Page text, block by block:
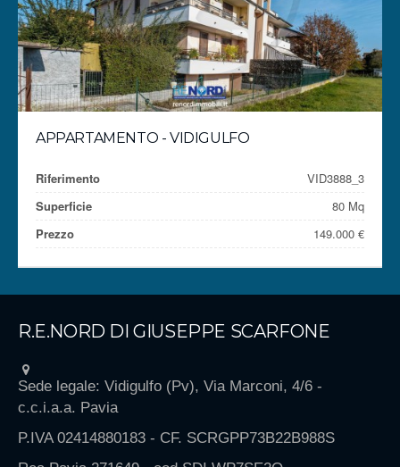
APPARTAMENTO - VIDIGULFO
Riferimento
VID3888_3
Superficie
80 Mq
Prezzo
149.000 €
R.E.NORD DI GIUSEPPE SCARFONE
Sede legale: Vidigulfo (Pv), Via Marconi, 4/6 -
c.c.i.a.a. Pavia
P.IVA 02414880183 - CF. SCRGPP73B22B988S